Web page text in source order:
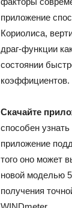
приложение
Кориолиса,
драг-функции
состоянии
коэффициентов.
Скачайте
способен
приложение
того оно может
новой моделью
получения